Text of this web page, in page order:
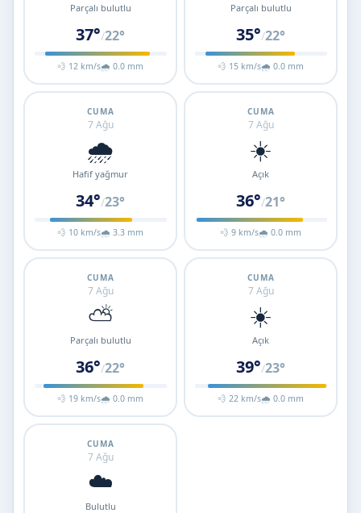
Parçalı bulutlu
37°/22°
💨 12 km/s🌧 0.0 mm
Parçalı bulutlu
35°/22°
💨 15 km/s🌧 0.0 mm
CUMA
7 Ağu
🌧️
Hafif yağmur
34°/23°
💨 10 km/s🌧 3.3 mm
CUMA
7 Ağu
☀️
Açık
36°/21°
💨 9 km/s🌧 0.0 mm
CUMA
7 Ağu
⛅
Parçalı bulutlu
36°/22°
💨 19 km/s🌧 0.0 mm
CUMA
7 Ağu
☀️
Açık
39°/23°
💨 22 km/s🌧 0.0 mm
CUMA
7 Ağu
☁️
Bulutlu